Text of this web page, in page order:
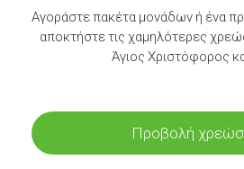
Αγοράστε πακέτα μονάδων ή ένα
αποκτήστε τις χαμηλότερες
Άγιος Χριστόφορος
Προβολή